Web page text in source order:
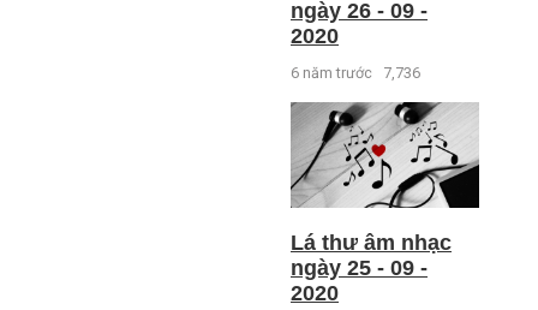
ngày 26 - 09 -
2020
6 năm trước 7,736
Lá thư âm nhạc
ngày 25 - 09 -
2020